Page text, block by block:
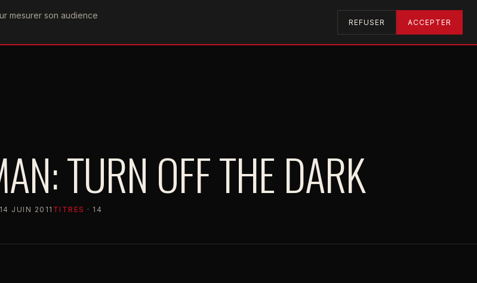
mesurer son audience
REFUSER ACCEPTER
VIDÉOGRAPHIEFORUMS U2RADIO
TURN OFF THE DARK
14 JUIN 2011 TITRES · 14